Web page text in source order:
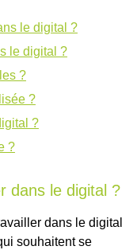
le digital ?
le digital ?
?
?
?
?
dans le digital ?
dans le digital
souhaitent se